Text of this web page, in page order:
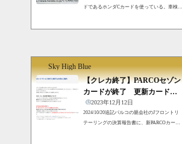
ドであるホンダCカードを使っている。車検や
ビスサービス終了になるクレジットカードの
サービスを改めて書くのもどうかと思うが。
車購入時、車検時に利用した代金のポイント
を優遇 現金かEDYでキャッシュバック現金の
Sky High Blue
【クレカ終了】PARCOセゾン
カードが終了 更新カードの
サービスは充実！？
2023年12月12日
2024/10/20追記パルコの親会社のJフロントリ
テーリングの決算報告書に、新PARCOカード